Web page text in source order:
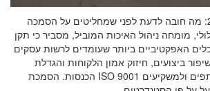
תקן איזו 9001 ב-2026: מה חובה לדעת לפני שמחליטים על הסמכה
מומחה ניהול האיכות המוביל, מסביר כי תקן
אחד הכלים האפקטיביים ביותר שעומדים לרשות עסקים
ביצועים, חיזוק אמון הלקוחות והגדלת
הכנסות. הסמכת ISO 9001 מוכיחה ללקוחות, לשותפים ולמשקיעים